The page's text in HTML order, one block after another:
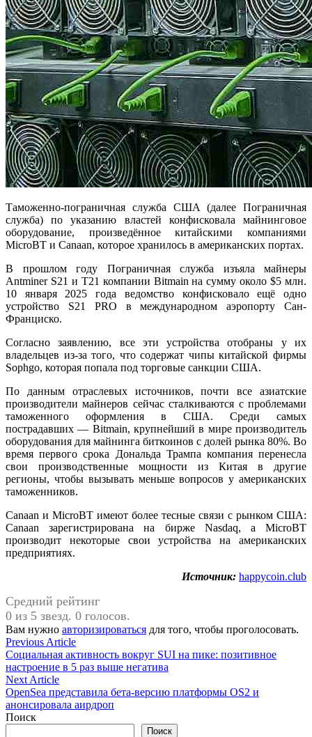
Таможенно-пограничная служба США (далее Пограничная
служба) по указанию властей конфисковала майнинговое
оборудование, произведённое китайскими компаниями
MicroBT и Canaan, которое хранилось в американских портах.
В прошлом году Пограничная служба изъяла майнеры
Antminer S21 и T21 компании Bitmain на сумму около $5 млн.
10 января 2025 года ведомство конфисковало ещё одно
устройство S21 PRO в международном аэропорту Сан-
Франциско.
Согласно заявлению, все эти устройства отобраны у их
владельцев из-за того, что содержат чипы китайской фирмы
Sophgo, которая попала под торговые санкции США.
По данным отраслевых источников, почти все азиатские
производители майнеров сейчас сталкиваются с проблемами
таможенного оформления в США. Среди самых
пострадавших — Bitmain, крупнейший в мире производитель
оборудования для майнинга биткоинов с долей рынка 80%. Во
время первого срока Дональда Трампа компания перенесла
свои производственные мощности из Китая в другие
регионы, чтобы вызывать меньше вопросов у американских
таможенников.
Canaan и MicroBT имеют более тесные связи с рынком США:
Canaan зарегистрирована на бирже Nasdaq, а MicroBT
производит некоторые свои устройства на американских
предприятиях.
Источник: happycoin.club
Средний рейтинг
0 из 5 звезд. 0 голосов.
Вам нужно авторизироваться для того, чтобы проголосовать.
Навигация
по
записям
Previous ArticlePrevious
article:
Социальная активность вокруг SUI на пике: позитивное
настроение в 5 раз выше негатива
Next ArticleNext
article:
OpenSea представила бета-версию платформы OS2 и
анонсировала аирдроп
Поиск
Поиск